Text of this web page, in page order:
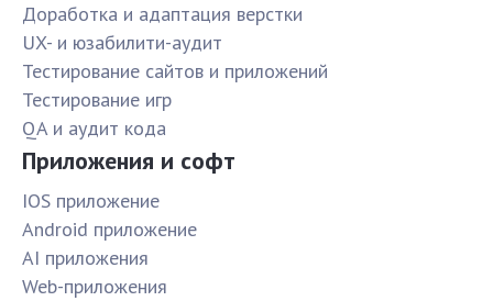
Доработка и адаптация верстки
UX- и юзабилити-аудит
Тестирование сайтов и приложений
Тестирование игр
QA и аудит кода
Приложения и софт
IOS приложение
Android приложение
AI приложения
Web-приложения